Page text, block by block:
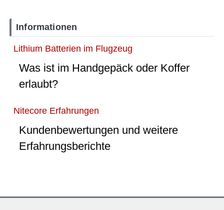
Informationen
Lithium Batterien im Flugzeug
Was ist im Handgepäck oder Koffer
erlaubt?
Nitecore Erfahrungen
Kundenbewertungen und weitere
Erfahrungsberichte